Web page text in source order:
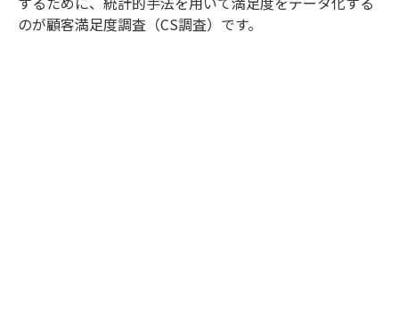
のが顧客満足度調査（CS調査）です。